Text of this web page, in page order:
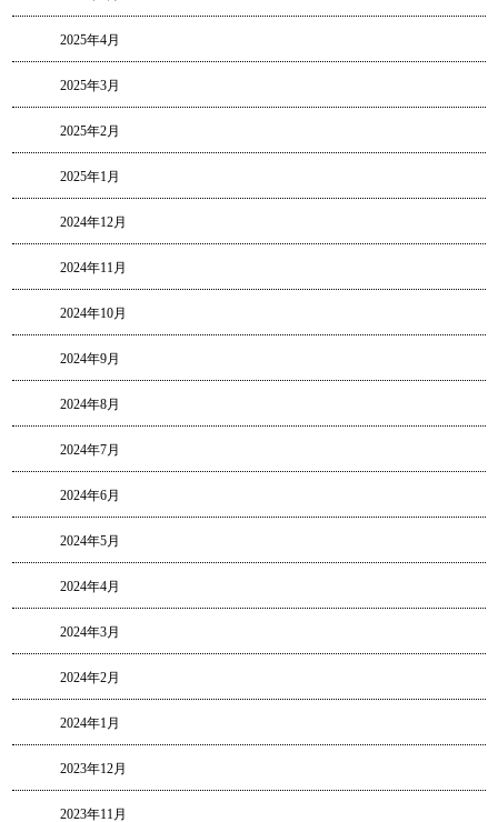
2025年4月
2025年3月
2025年2月
2025年1月
2024年12月
2024年11月
2024年10月
2024年9月
2024年8月
2024年7月
2024年6月
2024年5月
2024年4月
2024年3月
2024年2月
2024年1月
2023年12月
2023年11月